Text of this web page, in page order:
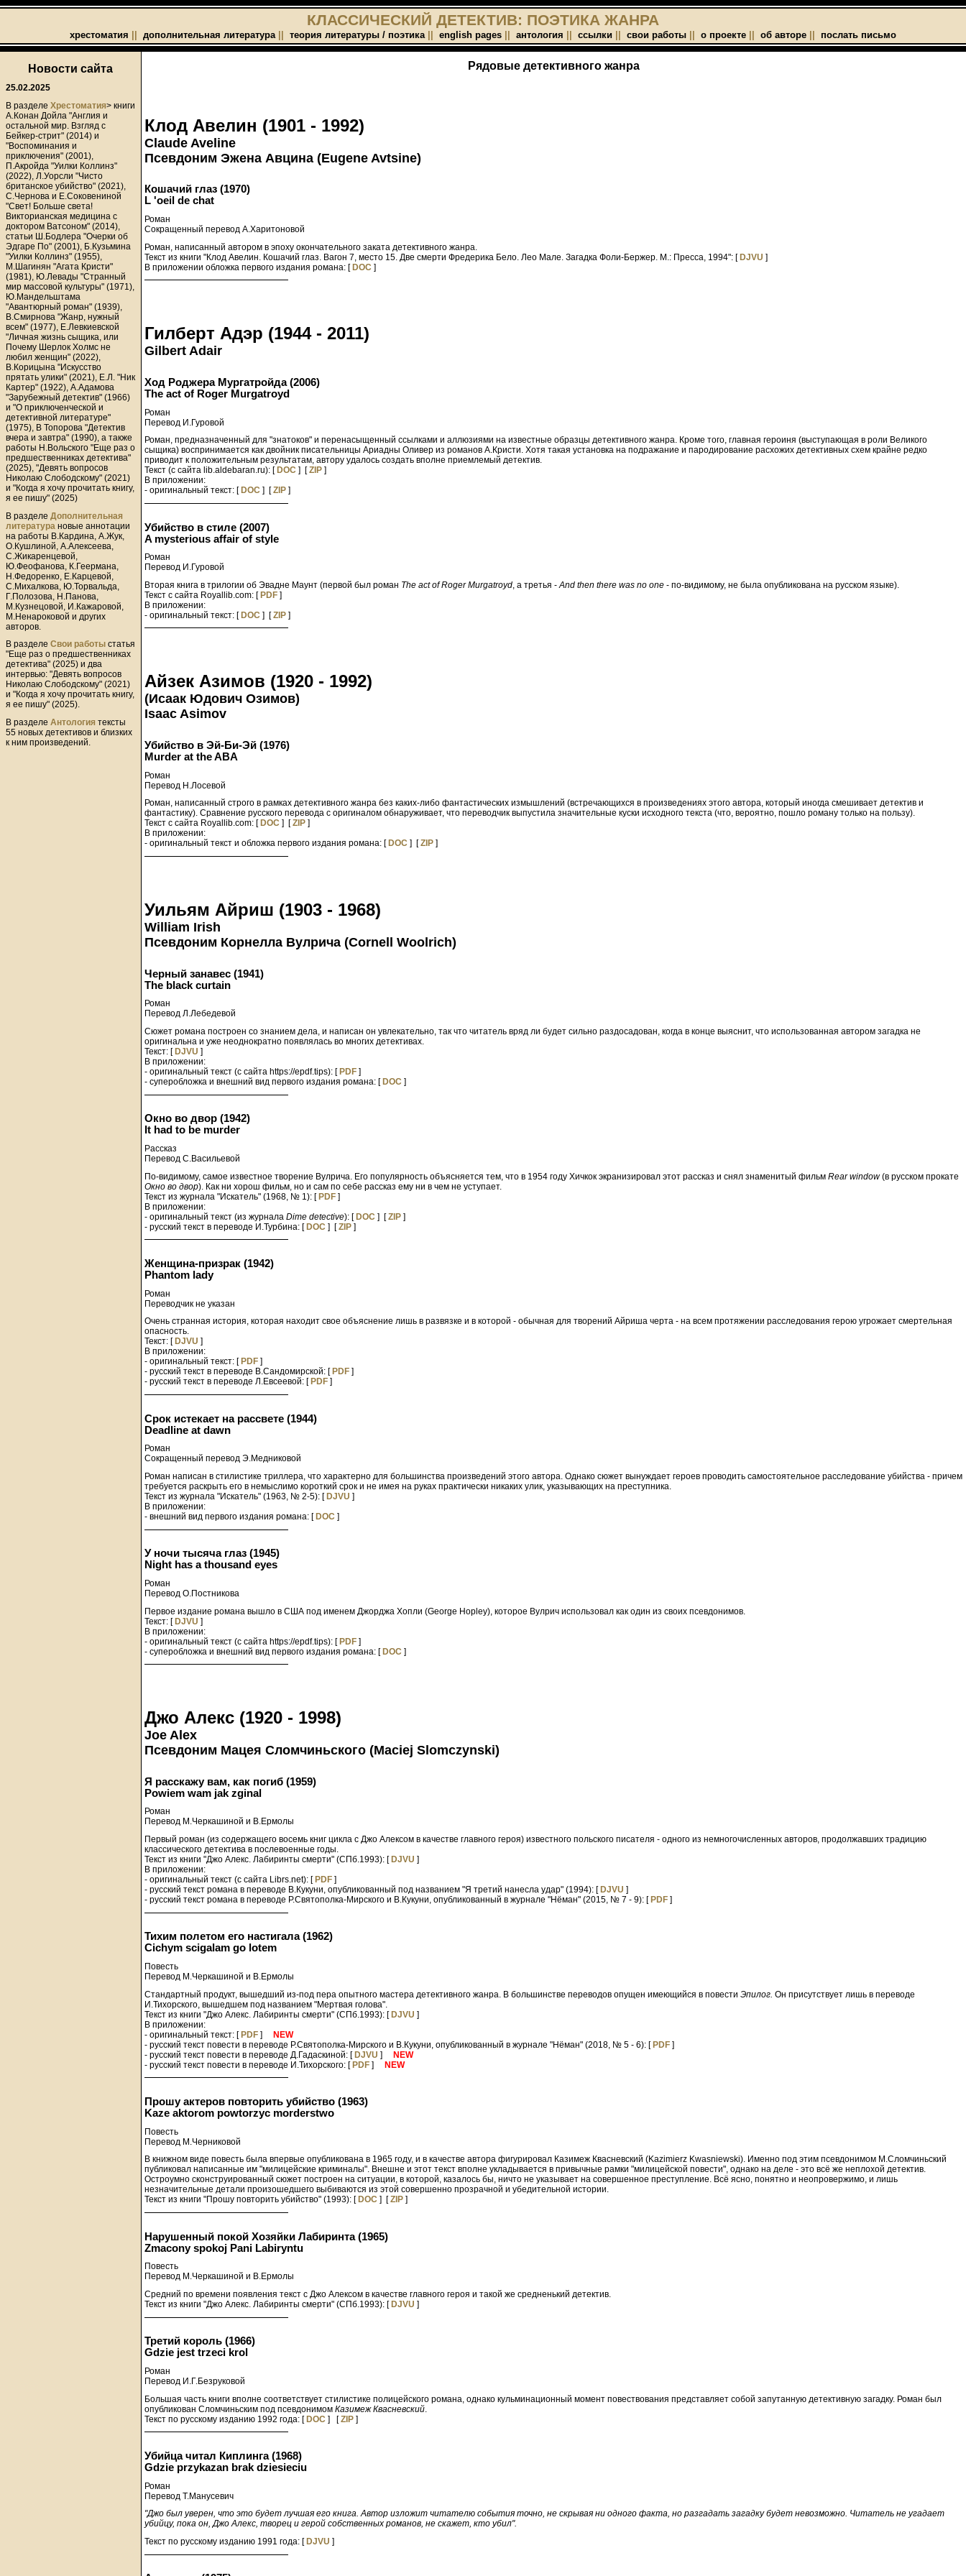
КЛАССИЧЕСКИЙ ДЕТЕКТИВ: ПОЭТИКА ЖАНРА
хрестоматия дополнительная литература|| теория литературы / поэтика|| english pages антология ссылки свои работы о проекте об авторе послать письмо
Новости сайта
25.02.2025
В разделе Хрестоматия> книги
А.Конан Дойла "Англия и
остальной мир. Взгляд с
Бейкер-стрит" (2014) и
"Воспоминания и
приключения" (2001),
П.Акройда "Уилки Коллинз"
(2022), Л.Уорсли "Чисто
британское убийство" (2021),
С.Чернова и Е.Соковениной
"Свет! Больше света!
Викторианская медицина с
доктором Ватсоном" (2014),
статьи Ш.Бодлера "Очерки об
Эдгаре По" (2001), Б.Кузьмина
"Уилки Коллинз" (1955),
М.Шагинян "Агата Кристи"
(1981), Ю.Левады "Странный
мир массовой культуры" (1971),
Ю.Мандельштама
"Авантюрный роман" (1939),
В.Смирнова "Жанр, нужный
всем" (1977), Е.Левкиевской
"Личная жизнь сыщика, или
Почему Шерлок Холмс не
любил женщин" (2022),
В.Корицына "Искусство
прятать улики" (2021), Е.Л. "Ник
Картер" (1922), А.Адамова
"Зарубежный детектив" (1966)
и "О приключенческой и
детективной литературе"
(1975), В Топорова "Детектив
вчера и завтра" (1990), а также
работы Н.Вольского "Еще раз о
предшественниках детектива"
(2025), "Девять вопросов
Николаю Слободскому" (2021)
и "Когда я хочу прочитать книгу,
я ее пишу" (2025)
В разделе Дополнительная
литература новые аннотации
на работы В.Кардина, А.Жук,
О.Кушлиной, А.Алексеева,
С.Жикаренцевой,
Ю.Феофанова, К.Геермана,
Н.Федоренко, Е.Карцевой,
С.Михалкова, Ю.Торвальда,
Г.Полозова, Н.Панова,
М.Кузнецовой, И.Кажаровой,
М.Ненароковой и других
авторов.
В разделе Свои работы статья
"Еще раз о предшественниках
детектива" (2025) и два
интервью: "Девять вопросов
Николаю Слободскому" (2021)
и "Когда я хочу прочитать книгу,
я ее пишу" (2025).
В разделе Антология тексты
55 новых детективов и близких
к ним произведений.
Рядовые детективного жанра
Клод Авелин (1901 - 1992)
Claude Aveline
Псевдоним Эжена Авцина (Eugene Avtsine)
Кошачий глаз (1970)
L 'oeil de chat
Роман
Сокращенный перевод А.Харитоновой
Роман, написанный автором в эпоху окончательного заката детективного жанра.
Текст из книги "Клод Авелин. Кошачий глаз. Вагон 7, место 15. Две смерти Фредерика Бело. Лео Мале. Загадка Фоли-Бержер. М.: Пресса, 1994": [DJVU ]
В приложении обложка первого издания романа: [DOC ]
Гилберт Адэр (1944 - 2011)
Gilbert Adair
Ход Роджера Мургатройда (2006)
The act of Roger Murgatroyd
Роман
Перевод И.Гуровой
Роман, предназначенный для "знатоков" и перенасыщенный ссылками и аллюзиями на известные образцы детективного жанра. Кроме того, главная героиня (выступающая в роли Великого
сыщика) воспринимается как двойник писательницы Ариадны Оливер из романов А.Кристи. Хотя такая установка на подражание и пародирование расхожих детективных схем крайне редко
приводит к положительным результатам, автору удалось создать вполне приемлемый детектив.
Текст (с сайта lib.aldebaran.ru): [ DOC ] [ZIP ]
В приложении:
- оригинальный текст: [ DOC ] [ZIP ]
Убийство в стиле (2007)
A mysterious affair of style
Роман
Перевод И.Гуровой
Вторая книга в трилогии об Эвадне Маунт (первой был роман The act of Roger Murgatroyd, а третья -And then there was no one - по-видимому, не была опубликована на русском языке).
Текст с сайта Royallib.com: [PDF ]
В приложении:
- оригинальный текст: [DOC ] [ZIP ]
Айзек Азимов (1920 - 1992)
(Исаак Юдович Озимов)
Isaac Asimov
Убийство в Эй-Би-Эй (1976)
Murder at the ABA
Роман
Перевод Н.Лосевой
Роман, написанный строго в рамках детективного жанра без каких-либо фантастических измышлений (встречающихся в произведениях этого автора, который иногда смешивает детектив и
фантастику). Сравнение русского перевода с оригиналом обнаруживает, что переводчик выпустила значительные куски исходного текста (что, вероятно, пошло роману только на пользу).
Текст с сайта Royallib.com: [ DOC ] [ZIP ]
В приложении:
- оригинальный текст и обложка первого издания романа: [ DOC ] [ZIP ]
Уильям Айриш (1903 - 1968)
William Irish
Псевдоним Корнелла Вулрича (Cornell Woolrich)
Черный занавес (1941)
The black curtain
Роман
Перевод Л.Лебедевой
Сюжет романа построен со знанием дела, и написан он увлекательно, так что читатель вряд ли будет сильно раздосадован, когда в конце выяснит, что использованная автором загадка не
оригинальна и уже неоднократно появлялась во многих детективах.
Текст: [ DJVU ]
В приложении:
- оригинальный текст (с сайта https://epdf.tips): [ PDF ]
- суперобложка и внешний вид первого издания романа: [ DOC ]
Окно во двор (1942)
It had to be murder
Рассказ
Перевод С.Васильевой
По-видимому, самое известное творение Вулрича. Его популярность объясняется тем, что в 1954 году Хичкок экранизировал этот рассказ и снял знаменитый фильм Rear window(в русском прокате
Окно во двор). Как ни хорош фильм, но и сам по себе рассказ ему ни в чем не уступает.
Текст из журнала "Искатель" (1968, № 1): [PDF ]
В приложении:
- оригинальный текст (из журнала Dime detective): [DOC ] [ZIP ]
- русский текст в переводе И.Турбина: [DOC ] [ZIP ]
Женщина-призрак (1942)
Phantom lady
Роман
Переводчик не указан
Очень странная история, которая находит свое объяснение лишь в развязке и в которой - обычная для творений Айриша черта - на всем протяжении расследования герою угрожает смертельная
опасность.
Текст: [ DJVU ]
В приложении:
- оригинальный текст: [ PDF ]
- русский текст в переводе В.Сандомирской: [ PDF ]
- русский текст в переводе Л.Евсеевой: [ PDF ]
Срок истекает на рассвете (1944)
Deadline at dawn
Роман
Сокращенный перевод Э.Медниковой
Роман написан в стилистике триллера, что характерно для большинства произведений этого автора. Однако сюжет вынуждает героев проводить самостоятельное расследование убийства - причем
требуется раскрыть его в немыслимо короткий срок и не имея на руках практически никаких улик, указывающих на преступника.
Текст из журнала "Искатель" (1963, № 2-5): [DJVU ]
В приложении:
- внешний вид первого издания романа: [DOC ]
У ночи тысяча глаз (1945)
Night has a thousand eyes
Роман
Перевод О.Постникова
Первое издание романа вышло в США под именем Джорджа Хопли (George Hopley), которое Вулрич использовал как один из своих псевдонимов.
Текст: [DJVU ]
В приложении:
- оригинальный текст (с сайта https://epdf.tips): [PDF ]
- суперобложка и внешний вид первого издания романа: [DOC ]
Джо Алекс (1920 - 1998)
Joe Alex
Псевдоним Мацея Сломчиньского (Maciej Slomczynski)
Я расскажу вам, как погиб (1959)
Powiem wam jak zginal
Роман
Перевод М.Черкашиной и В.Ермолы
Первый роман (из содержащего восемь книг цикла с Джо Алексом в качестве главного героя) известного польского писателя - одного из немногочисленных авторов, продолжавших традицию
классического детектива в послевоенные годы.
Текст из книги "Джо Алекс. Лабиринты смерти" (СПб.1993): [ DJVU ]
В приложении:
- оригинальный текст (с сайта Librs.net): [ PDF ]
- русский текст романа в переводе В.Кукуни, опубликованный под названием "Я третий нанесла удар" (1994): [ DJVU ]
- русский текст романа в переводе Р.Святополка-Мирского и В.Кукуни, опубликованный в журнале "Нёман" (2015, № 7 - 9): [ PDF ]
Тихим полетом его настигала (1962)
Cichym scigalam go lotem
Повесть
Перевод М.Черкашиной и В.Ермолы
Стандартный продукт, вышедший из-под пера опытного мастера детективного жанра. В большинстве переводов опущен имеющийся в повести Эпилог. Он присутствует лишь в переводе
И.Тихорского, вышедшем под названием "Мертвая голова".
Текст из книги "Джо Алекс. Лабиринты смерти" (СПб.1993): [DJVU ]
В приложении:
- оригинальный текст: [PDF ] NEW
- русский текст повести в переводе Р.Святополка-Мирского и В.Кукуни, опубликованный в журнале "Нёман" (2018, № 5 - 6): [PDF ]
- русский текст повести в переводе Д.Гадаскиной: [DJVU ] NEW
- русский текст повести в переводе И.Тихорского: [PDF ] NEW
Прошу актеров повторить убийство (1963)
Kaze aktorom powtorzyc morderstwo
Повесть
Перевод М.Черниковой
В книжном виде повесть была впервые опубликована в 1965 году, и в качестве автора фигурировал Казимеж Квасневский (Kazimierz Kwasniewski). Именно под этим псевдонимом М.Сломчиньский
публиковал написанные им "милицейские криминалы". Внешне и этот текст вполне укладывается в привычные рамки "милицейской повести", однако на деле - это всё же неплохой детектив.
Остроумно сконструированный сюжет построен на ситуации, в которой, казалось бы, ничто не указывает на совершенное преступление. Всё ясно, понятно и неопровержимо, и лишь
незначительные детали произошедшего выбиваются из этой совершенно прозрачной и убедительной истории.
Текст из книги "Прошу повторить убийство" (1993): [ DOC ] [ZIP ]
Нарушенный покой Хозяйки Лабиринта (1965)
Zmacony spokoj Pani Labiryntu
Повесть
Перевод М.Черкашиной и В.Ермолы
Средний по времени появления текст с Джо Алексом в качестве главного героя и такой же средненький детектив.
Текст из книги "Джо Алекс. Лабиринты смерти" (СПб.1993): [ DJVU ]
Третий король (1966)
Gdzie jest trzeci krol
Роман
Перевод И.Г.Безруковой
Большая часть книги вполне соответствует стилистике полицейского романа, однако кульминационный момент повествования представляет собой запутанную детективную загадку. Роман был
опубликован Сломчиньским под псевдонимом Казимеж Квасневский
Текст по русскому изданию 1992 года: [DOC ] [ZIP ]
Убийца читал Киплинга (1968)
Gdzie przykazan brak dziesieciu
Роман
Перевод Т.Манусевич
"Джо был уверен, что это будет лучшая его книга. Автор изложит читателю события точно, не скрывая ни одного факта, но разгадать загадку будет невозможно. Читатель не угадает
убийцу, пока он, Джо Алекс, творец и герой собственных романов, не скажет, кто убил".
Текст по русскому изданию 1991 года: [DJVU ]